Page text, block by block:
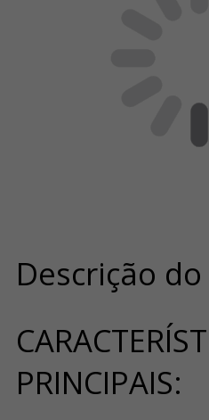
Descrição
PRINCIPAIS: